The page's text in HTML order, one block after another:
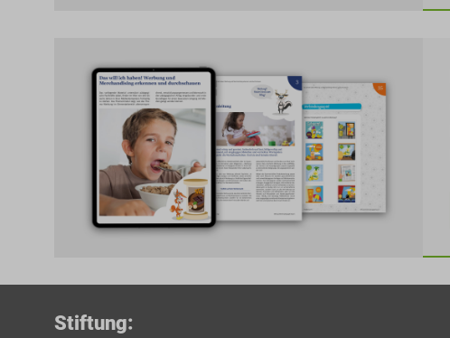
Stiftung: